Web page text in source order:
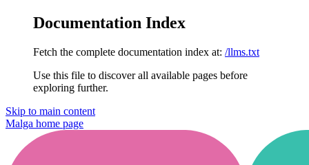
Documentation Index
Fetch the complete documentation index at: /llms.txt
Use this file to discover all available pages before
exploring further.
Skip to main content
Malga home page